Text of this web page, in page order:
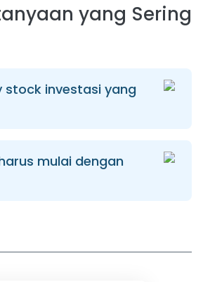
yang Sering
stock investasi yang
mulai dengan